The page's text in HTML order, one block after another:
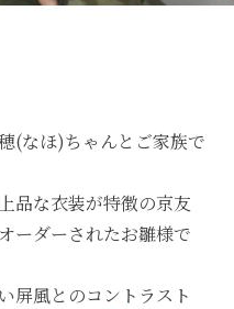
(なほ)ちゃんとご家族で
品な衣装が特徴の京友
ーダーされたお雛様で
屏風とのコントラスト